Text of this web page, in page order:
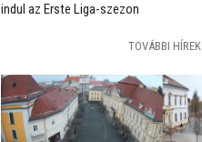
indul az Erste Liga-szezon
TOVÁBBI HÍREK